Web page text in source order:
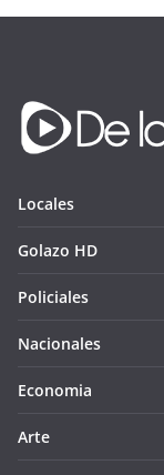
Locales
Golazo HD
Policiales
Nacionales
Economia
Arte